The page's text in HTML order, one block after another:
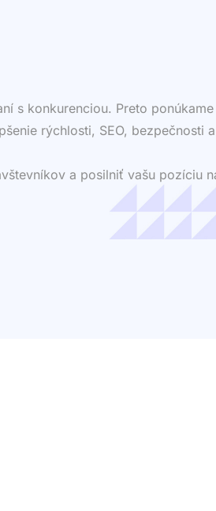
s konkurenciou. Preto ponúkame
rýchlosti, SEO, bezpečnosti
a posilniť vašu pozíciu